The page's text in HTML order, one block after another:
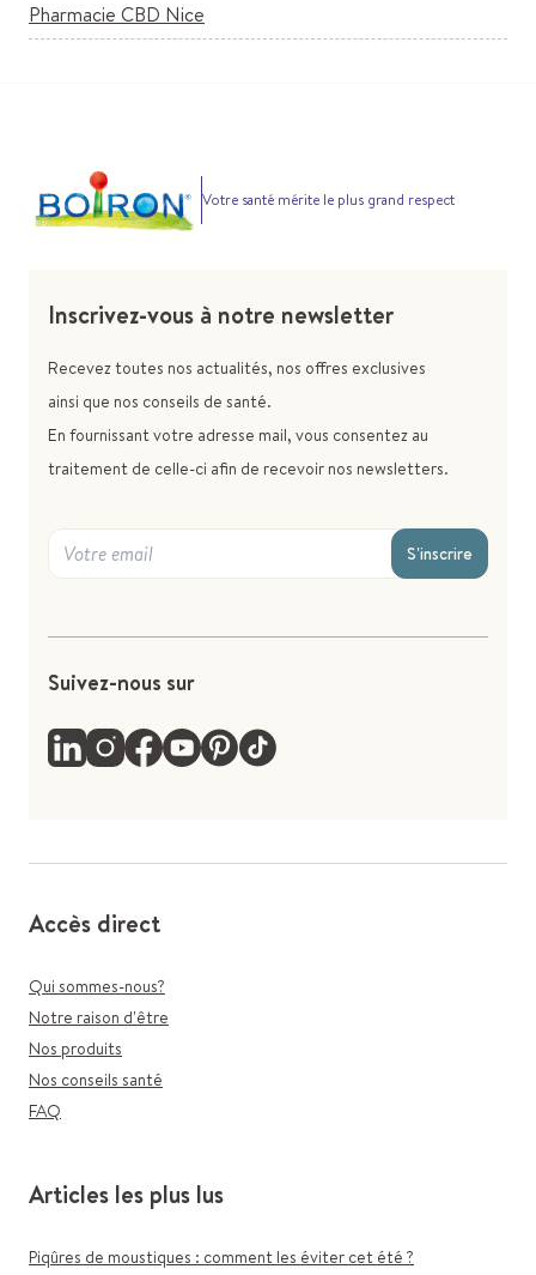
Pharmacie CBD Nice
Votre santé mérite le plus grand respect
Inscrivez-vous à notre newsletter
Recevez toutes nos actualités, nos offres exclusives
ainsi que nos conseils de santé.
En fournissant votre adresse mail, vous consentez au
traitement de celle-ci afin de recevoir nos newsletters.
S'inscrire
Suivez-nous sur
Accès direct
Qui sommes-nous?
Notre raison d'être
Nos produits
Nos conseils santé
FAQ
Articles les plus lus
Piqûres de moustiques : comment les éviter cet été ?